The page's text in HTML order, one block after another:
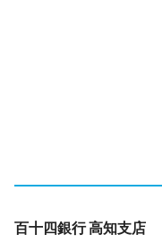
百十四銀行 高知支店